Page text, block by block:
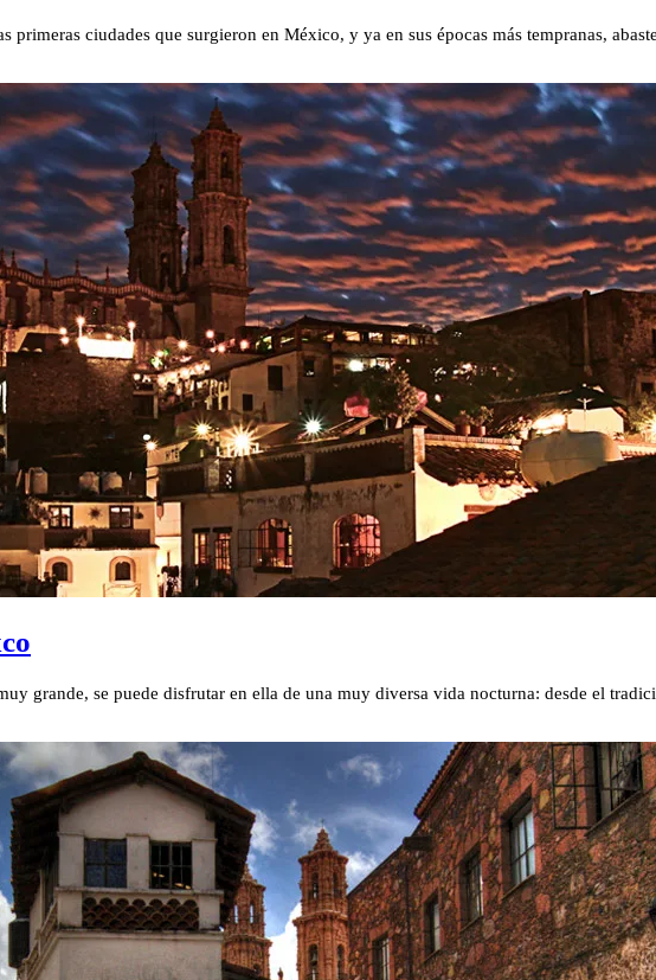
primeras ciudades que surgieron en México, y ya en sus épocas más tempranas,
grande, se puede disfrutar en ella de una muy diversa vida nocturna: desde el